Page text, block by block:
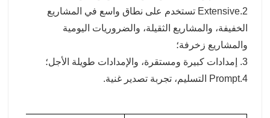
2.Extensive تستخدم على نطاق واسع في المشاريع
الخفيفة، والمشاريع الثقيلة، والضروريات اليومية
والمشاريع زخرفة؛
3. إمدادات كبيرة ومستقرة، والإمدادات طويلة الأجل؛
4.Prompt التسليم، تجربة تصدير غنية.